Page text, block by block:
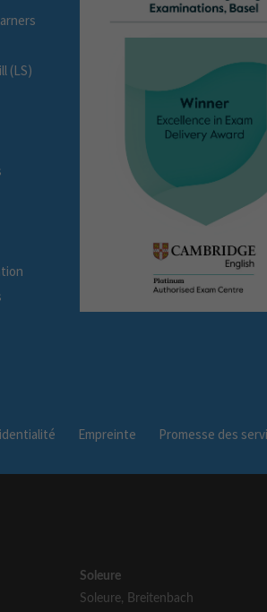
(LS)
Empreinte Promesse des
Soleure
Soleure, Breitenbach